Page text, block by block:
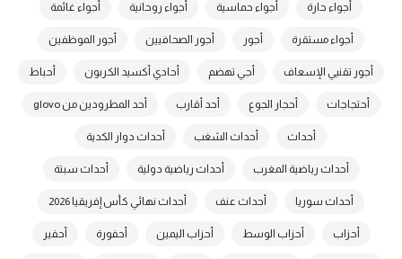
أجواء حارة أجواء حماسية أجواء روحانية أجواء غائمة
أجواء مستقرة أجور أجور الصحافيين أجور الموظفين
أجور تقنيي الإسعاف أجي تهضم أحادي أكسيد الكربون أحباط
أحتجاجات أحجار الجوع أحد أقارب أحد المطرودين من glovo
أحداث أحداث الشغب أحداث دوار الكدية
أحداث رياضية المغرب أحداث رياضية دولية أحداث سبتة
أحداث سوريا أحداث عنف أحداث نهائي كأس إفريقيا 2026
أحزاب أحزاب الوسط أحزاب اليمين أحفورة أحفير